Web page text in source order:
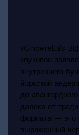
«Cinderella's
звуковое
внутреннего
йоркской
до
далека от
формата — это
выраженный